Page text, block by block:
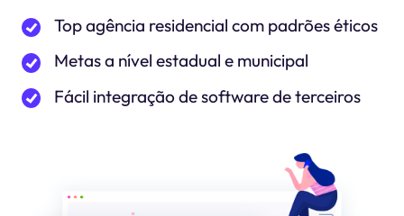
Top agência residencial com padrões éticos
Metas a nível estadual e municipal
Fácil integração de software de terceiros